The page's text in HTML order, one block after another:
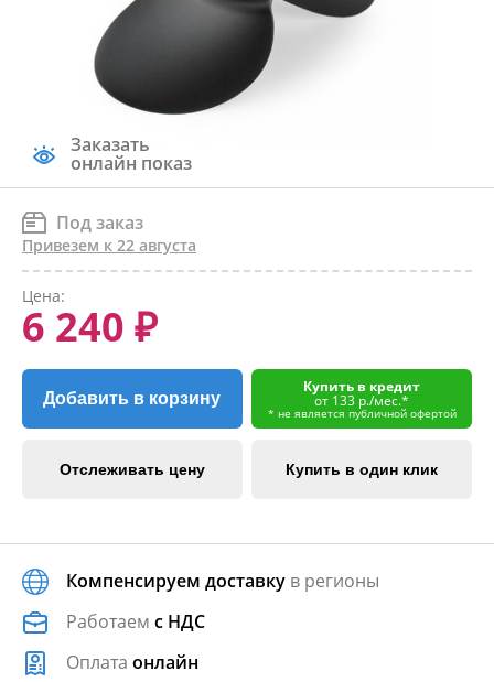
Заказать
онлайн показ
Под заказ
Привезем к 22 августа
Цена:
6 240 ₽
Добавить в корзину
Купить в кредит
от 133 р./мес.*
* не является публичной офертой
Отслеживать цену Купить в один клик
Компенсируем доставку в регионы
Работаем с НДС
Оплата онлайн